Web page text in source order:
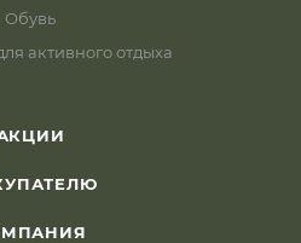
Обувь
активного отдыха